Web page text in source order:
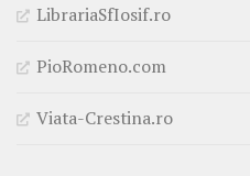
LibrariaSfIosif.ro
PioRomeno.com
Viata-Crestina.ro